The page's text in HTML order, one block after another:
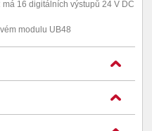
16 digitálních výstupů 24 V DC
modulu UB48